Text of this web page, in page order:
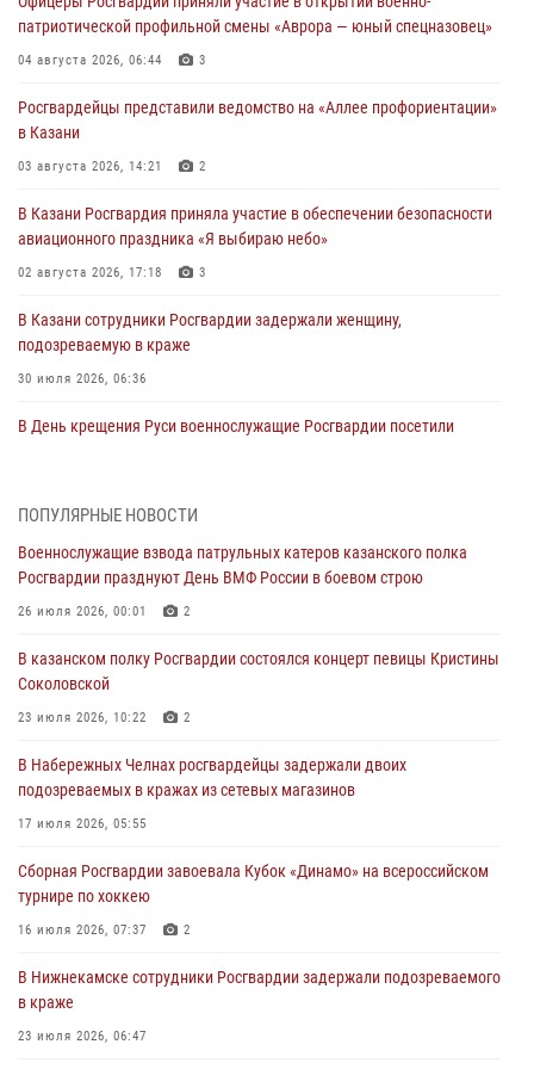
патриотической профильной смены «Аврора — юный спецназовец»
04 августа 2026, 06:44 3
Росгвардейцы представили ведомство на «Аллее профориентации»
в Казани
03 августа 2026, 14:21 2
В Казани Росгвардия приняла участие в обеспечении безопасности
авиационного праздника «Я выбираю небо»
02 августа 2026, 17:18 3
В Казани сотрудники Росгвардии задержали женщину,
подозреваемую в краже
30 июля 2026, 06:36
В День крещения Руси военнослужащие Росгвардии посетили
Росгвардии празднуют День ВМФ России в боевом строю
26 июля 2026, 00:01
конкурса профессионального мастерства
Соколовской
23 июля 2026, 10:22
в краже
23 июля 2026, 06:47
ПОПУЛЯРНЫЕ НОВОСТИ
Военнослужащие взвода патрульных катеров казанского полка
Росгвардии празднуют День ВМФ России в боевом строю
26 июля 2026, 00:01 2
В казанском полку Росгвардии состоялся концерт певицы Кристины
Соколовской
23 июля 2026, 10:22 2
В Набережных Челнах росгвардейцы задержали двоих
подозреваемых в кражах из сетевых магазинов
17 июля 2026, 05:55
Сборная Росгвардии завоевала Кубок «Динамо» на всероссийском
турнире по хоккею
16 июля 2026, 07:37 2
В Нижнекамске сотрудники Росгвардии задержали подозреваемого
в краже
23 июля 2026, 06:47